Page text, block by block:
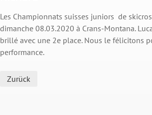
Les Championnats suisses juniors de
dimanche 08.03.2020 à Crans-Montana.
brillé avec une 2e place. Nous le félicitons
performance.
Zurück